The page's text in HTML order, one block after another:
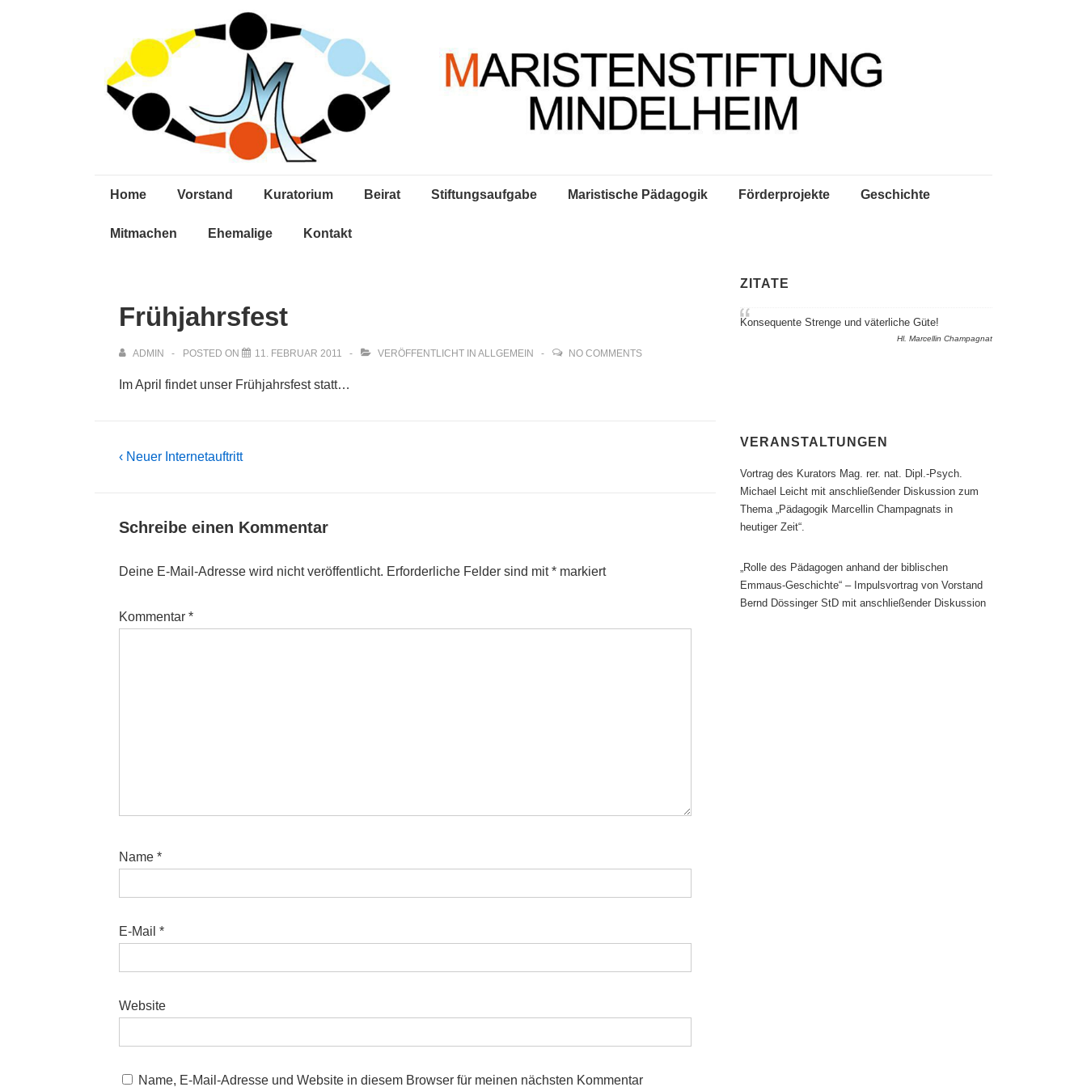
Home Vorstand Kuratorium Beirat Stiftungsaufgabe Maristische Pädagogik Förderprojekte Geschichte
Mitmachen Ehemalige Kontakt
Frühjahrsfest
ADMIN POSTED ON 11. FEBRUAR 2011 VERÖFFENTLICHT IN ALLGEMEIN NO COMMENTS
Im April findet unser Frühjahrsfest statt…
Beitragsnavigation
Previous
‹ Neuer Internetauftritt
Schreibe einen Kommentar
Deine E-Mail-Adresse wird nicht veröffentlicht. Erforderliche Felder sind mit* markiert
Kommentar *
Name *
E-Mail *
Website
Name, E-Mail-Adresse und Website in diesem Browser für meinen nächsten Kommentar
ZITATE
Konsequente Strenge und väterliche Güte!
Hl. Marcellin Champagnat
VERANSTALTUNGEN
Vortrag des Kurators Mag. rer. nat. Dipl.-Psych.
Michael Leicht mit anschließender Diskussion zum
Thema „Pädagogik Marcellin Champagnats in
heutiger Zeit“.
„Rolle des Pädagogen anhand der biblischen
Emmaus-Geschichte“ – Impulsvortrag von Vorstand
Bernd Dössinger StD mit anschließender Diskussion